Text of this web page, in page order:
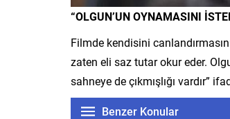
“OLGUN’UN OYNAMASINI
Filmde kendisini
zaten eli saz tutar okur eder.
sahneye de çıkmışlığı vardır”
Benzer Konular